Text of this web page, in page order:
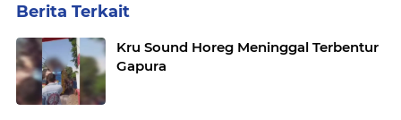
Berita Terkait
Kru Sound Horeg Meninggal Terbentur
Gapura